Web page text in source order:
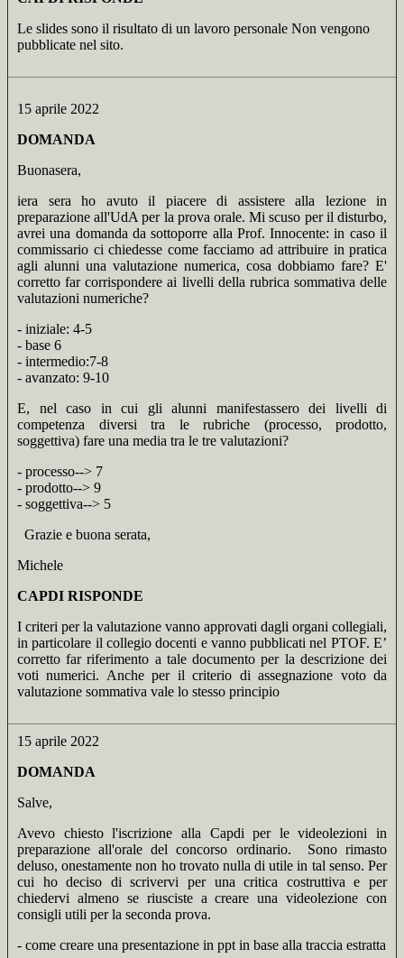
Le slides sono il risultato di un lavoro personale Non vengono
pubblicate nel sito.
15 aprile 2022
DOMANDA
Buonasera,
iera sera ho avuto il piacere di assistere alla lezione in
preparazione all'UdA per la prova orale. Mi scuso per il disturbo,
avrei una domanda da sottoporre alla Prof. Innocente: in caso il
commissario ci chiedesse come facciamo ad attribuire in pratica
agli alunni una valutazione numerica, cosa dobbiamo fare? E'
corretto far corrispondere ai livelli della rubrica sommativa delle
valutazioni numeriche?
- iniziale: 4-5
- base 6
- intermedio:7-8
- avanzato: 9-10
E, nel caso in cui gli alunni manifestassero dei livelli di
competenza diversi tra le rubriche (processo, prodotto,
soggettiva) fare una media tra le tre valutazioni?
- processo--> 7
- prodotto--> 9
- soggettiva--> 5
Grazie e buona serata,
Michele
CAPDI RISPONDE
I criteri per la valutazione vanno approvati dagli organi collegiali,
in particolare il collegio docenti e vanno pubblicati nel PTOF. E’
corretto far riferimento a tale documento per la descrizione dei
voti numerici. Anche per il criterio di assegnazione voto da
valutazione sommativa vale lo stesso principio
15 aprile 2022
DOMANDA
Salve,
Avevo chiesto l'iscrizione alla Capdi per le videolezioni in
preparazione all'orale del concorso ordinario. Sono rimasto
deluso, onestamente non ho trovato nulla di utile in tal senso. Per
cui ho deciso di scrivervi per una critica costruttiva e per
chiedervi almeno se riusciste a creare una videolezione con
consigli utili per la seconda prova.
- come creare una presentazione in ppt in base alla traccia estratta